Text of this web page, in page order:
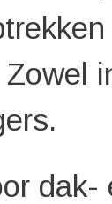
dak-